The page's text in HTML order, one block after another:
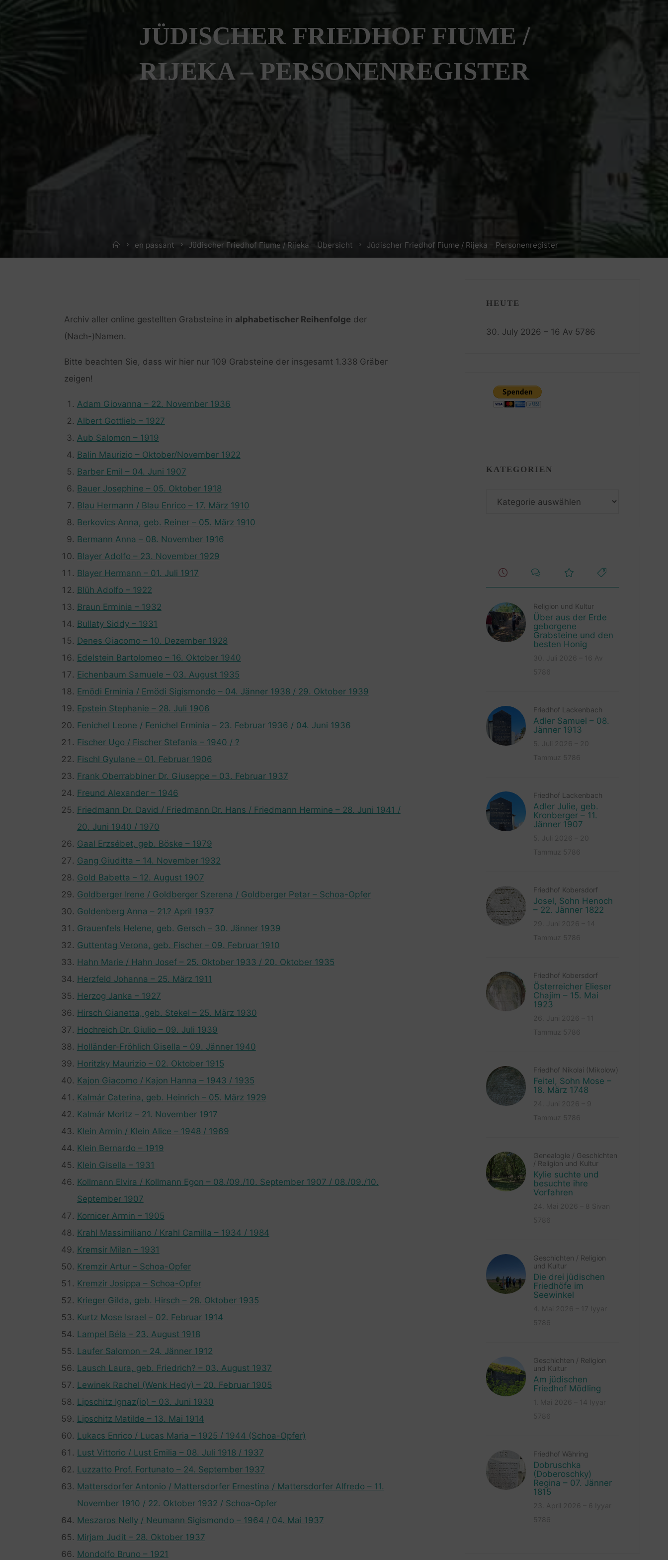
JÜDISCHER FRIEDHOF FIUME /
RIJEKA – PERSONENREGISTER
Homeen passant Jüdischer Friedhof Fiume / Rijeka – Übersicht Jüdischer Friedhof Fiume / Rijeka – Personenregister
Archiv aller online gestellten Grabsteine in alphabetischer Reihenfolge der
(Nach-)Namen.
Bitte beachten Sie, dass wir hier nur 109 Grabsteine der insgesamt 1.338 Gräber
zeigen!
Adam Giovanna – 22. November 1936
Albert Gottlieb – 1927
Aub Salomon – 1919
Balin Maurizio – Oktober/November 1922
Barber Emil – 04. Juni 1907
Bauer Josephine – 05. Oktober 1918
Blau Hermann / Blau Enrico – 17. März 1910
Berkovics Anna, geb. Reiner – 05. März 1910
Bermann Anna – 08. November 1916
Blayer Adolfo – 23. November 1929
Blayer Hermann – 01. Juli 1917
Blüh Adolfo – 1922
Braun Erminia – 1932
Bullaty Siddy – 1931
Denes Giacomo – 10. Dezember 1928
Edelstein Bartolomeo – 16. Oktober 1940
Eichenbaum Samuele – 03. August 1935
Emödi Erminia / Emödi Sigismondo – 04. Jänner 1938 / 29. Oktober 1939
Epstein Stephanie – 28. Juli 1906
Fenichel Leone / Fenichel Erminia – 23. Februar 1936 / 04. Juni 1936
Fischer Ugo / Fischer Stefania – 1940 / ?
Fischl Gyulane – 01. Februar 1906
Frank Oberrabbiner Dr. Giuseppe – 03. Februar 1937
Freund Alexander – 1946
Friedmann Dr. David / Friedmann Dr. Hans / Friedmann Hermine – 28. Juni 1941 /
20. Juni 1940 / 1970
Gaal Erzsébet, geb. Böske – 1979
Gang Giuditta – 14. November 1932
Gold Babetta – 12. August 1907
Goldberger Irene / Goldberger Szerena / Goldberger Petar – Schoa-Opfer
Goldenberg Anna – 21.? April 1937
Grauenfels Helene, geb. Gersch – 30. Jänner 1939
Guttentag Verona, geb. Fischer – 09. Februar 1910
Hahn Marie / Hahn Josef – 25. Oktober 1933 / 20. Oktober 1935
Herzfeld Johanna – 25. März 1911
Herzog Janka – 1927
Hirsch Gianetta, geb. Stekel – 25. März 1930
Hochreich Dr. Giulio – 09. Juli 1939
Holländer-Fröhlich Gisella – 09. Jänner 1940
Horitzky Maurizio – 02. Oktober 1915
Kajon Giacomo / Kajon Hanna – 1943 / 1935
Kalmár Caterina, geb. Heinrich – 05. März 1929
Kalmár Moritz – 21. November 1917
Klein Armin / Klein Alice – 1948 / 1969
Klein Bernardo – 1919
Klein Gisella – 1931
Kollmann Elvira / Kollmann Egon – 08./09./10. September 1907 / 08./09./10.
September 1907
Kornicer Armin – 1905
Krahl Massimiliano / Krahl Camilla – 1934 / 1984
Kremsir Milan – 1931
Kremzir Artur – Schoa-Opfer
Kremzir Josippa – Schoa-Opfer
Krieger Gilda, geb. Hirsch – 28. Oktober 1935
Kurtz Mose Israel – 02. Februar 1914
Lampel Béla – 23. August 1918
Laufer Salomon – 24. Jänner 1912
Lausch Laura, geb. Friedrich? – 03. August 1937
Lewinek Rachel (Wenk Hedy) – 20. Februar 1905
Lipschitz Ignaz(io) – 03. Juni 1930
Lipschitz Matilde – 13. Mai 1914
Lukacs Enrico / Lucas Maria – 1925 / 1944 (Schoa-Opfer)
Lust Vittorio / Lust Emilia – 08. Juli 1918 / 1937
Luzzatto Prof. Fortunato – 24. September 1937
Mattersdorfer Antonio / Mattersdorfer Ernestina / Mattersdorfer Alfredo – 11.
November 1910 / 22. Oktober 1932 / Schoa-Opfer
Meszaros Nelly / Neumann Sigismondo – 1964 / 04. Mai 1937
Mirjam Judit – 28. Oktober 1937
Mondolfo Bruno – 1921
HEUTE
30. July 2026 – 16 Av 5786
KATEGORIEN
Religion und Kultur
Über aus der Erde
geborgene
Grabsteine und den
besten Honig
Friedhof Lackenbach
Adler Samuel – 08.
Jänner 1913
Friedhof Lackenbach
Adler Julie, geb.
Kronberger – 11.
Jänner 1907
Friedhof Kobersdorf
Josel, Sohn Henoch
– 22. Jänner 1822
Friedhof Kobersdorf
Österreicher Elieser
Chajim – 15. Mai
1923
Friedhof Nikolai (Mikolow)
Feitel, Sohn Mose –
18. März 1748
Genealogie / Geschichten
/ Religion und Kultur
Kylie suchte und
besuchte ihre
Vorfahren
Geschichten / Religion
und Kultur
Die drei jüdischen
Friedhöfe im
Seewinkel
Geschichten / Religion
und Kultur
Am jüdischen
Friedhof Mödling
Friedhof Währing
Dobruschka
(Doberoschky)
Regina – 07. Jänner
1815